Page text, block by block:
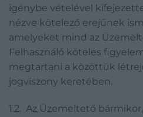
igénybe vételével
nézve kötelező erejűnek
amelyeket mind az
Felhasználó köteles
megtartani a közöttük
jogviszony keretében.
1.2. Az Üzemeltető